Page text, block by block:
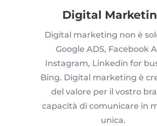
Digital
Digital marketing non è
Google ADS, Facebook
Instagram, Linkedin for
Bing. Digital marketing è
del valore per il vostro
capacità di comunicare in
unica.